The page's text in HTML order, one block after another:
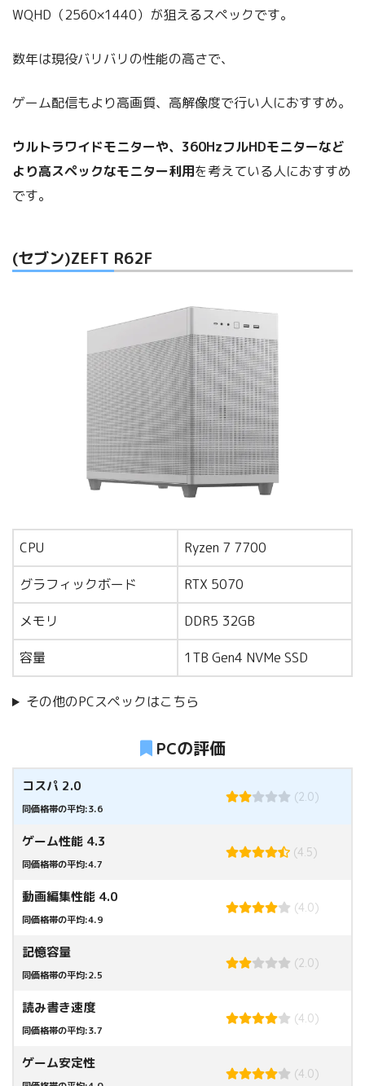
WQHD（2560×1440）が狙えるスペックです。
数年は現役バリバリの性能の高さで、
ゲーム配信もより高画質、高解像度で行い人におすすめ。
ウルトラワイドモニターや、360HzフルHDモニターなど
より高スペックなモニター利用を考えている人におすすめ
です。
(セブン)ZEFT R62F
CPU Ryzen 7 7700
グラフィックボード RTX 5070
メモリ DDR5 32GB
容量 1TB Gen4 NVMe SSD
その他のPCスペックはこちら
PCの評価
コスパ 2.0
同価格帯の平均:3.6
(2.0)
ゲーム性能 4.3
同価格帯の平均:4.7
(4.5)
動画編集性能 4.0
同価格帯の平均:4.9
(4.0)
記憶容量
同価格帯の平均:2.5
(2.0)
読み書き速度
同価格帯の平均:3.7
(4.0)
ゲーム安定性
(4.0)